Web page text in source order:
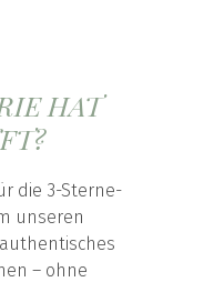
HAT
die 3-Sterne-
unseren
– ohne